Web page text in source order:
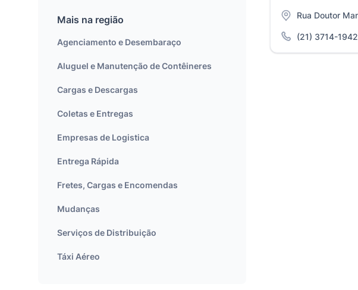
Rua Doutor
(21) 3714-1942
Mais na região
Agenciamento e Desembaraço
Aluguel e Manutenção de Contêineres
Cargas e Descargas
Coletas e Entregas
Empresas de Logistica
Entrega Rápida
Fretes, Cargas e Encomendas
Mudanças
Serviços de Distribuição
Táxi Aéreo